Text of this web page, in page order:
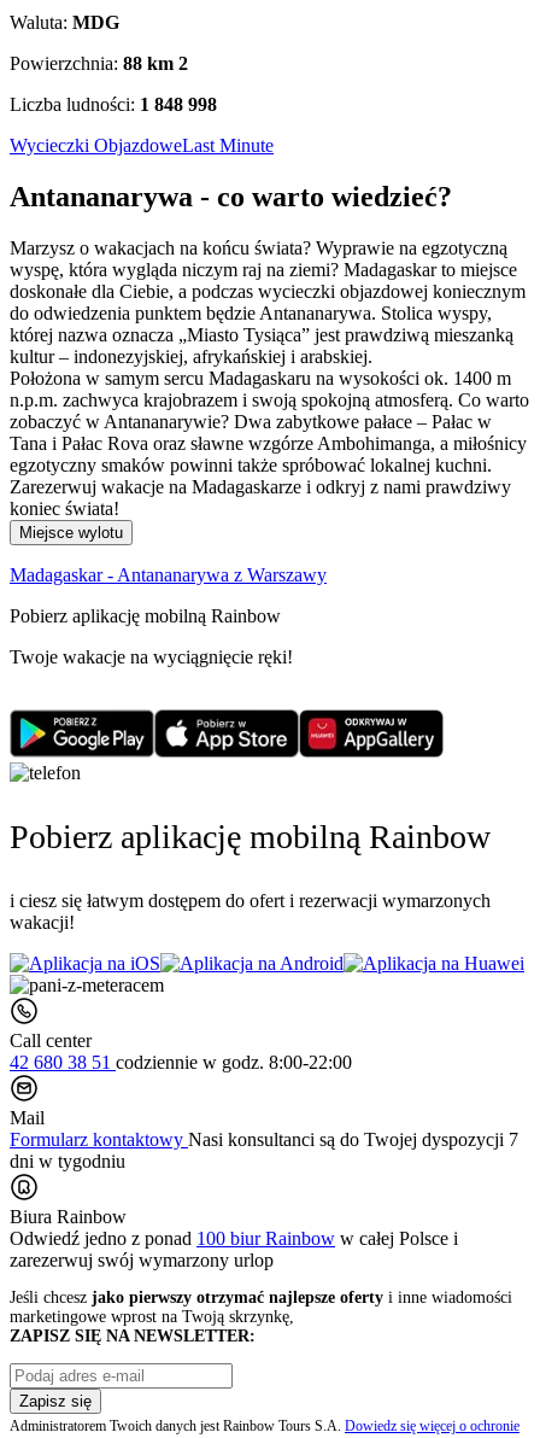
Waluta: MDG
Powierzchnia: 88 km 2
Liczba ludności: 1 848 998
Wycieczki ObjazdoweLast Minute
Antananarywa - co warto wiedzieć?
Marzysz o wakacjach na końcu świata? Wyprawie na egzotyczną
wyspę, która wygląda niczym raj na ziemi? Madagaskar to miejsce
doskonałe dla Ciebie, a podczas wycieczki objazdowej koniecznym
do odwiedzenia punktem będzie Antananarywa. Stolica wyspy,
której nazwa oznacza „Miasto Tysiąca” jest prawdziwą mieszanką
kultur – indonezyjskiej, afrykańskiej i arabskiej.
Położona w samym sercu Madagaskaru na wysokości ok. 1400 m
n.p.m. zachwyca krajobrazem i swoją spokojną atmosferą. Co warto
zobaczyć w Antananarywie? Dwa zabytkowe pałace – Pałac w
Tana i Pałac Rova oraz sławne wzgórze Ambohimanga, a miłośnicy
egzotyczny smaków powinni także spróbować lokalnej kuchni.
Zarezerwuj wakacje na Madagaskarze i odkryj z nami prawdziwy
koniec świata!
Miejsce wylotu
Madagaskar - Antananarywa z Warszawy
Pobierz aplikację mobilną Rainbow
Twoje wakacje na wyciągnięcie ręki!
Pobierz aplikację mobilną Rainbow
i ciesz się łatwym dostępem do ofert i rezerwacji wymarzonych
wakacji!
Call center
42 680 38 51 codziennie w godz. 8:00-22:00
Mail
Formularz kontaktowy Nasi konsultanci są do Twojej dyspozycji 7
dni w tygodniu
Biura Rainbow
Odwiedź jedno z ponad 100 biur Rainbow w całej Polsce i
zarezerwuj swój wymarzony urlop
Jeśli chcesz jako pierwszy otrzymać najlepsze oferty i inne wiadomości
marketingowe wprost na Twoją skrzynkę,
ZAPISZ SIĘ NA NEWSLETTER:
Zapisz się
Administratorem Twoich danych jest Rainbow Tours S.A. Dowiedz się więcej o ochronie